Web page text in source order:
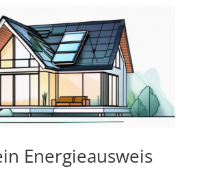
Energieausweis